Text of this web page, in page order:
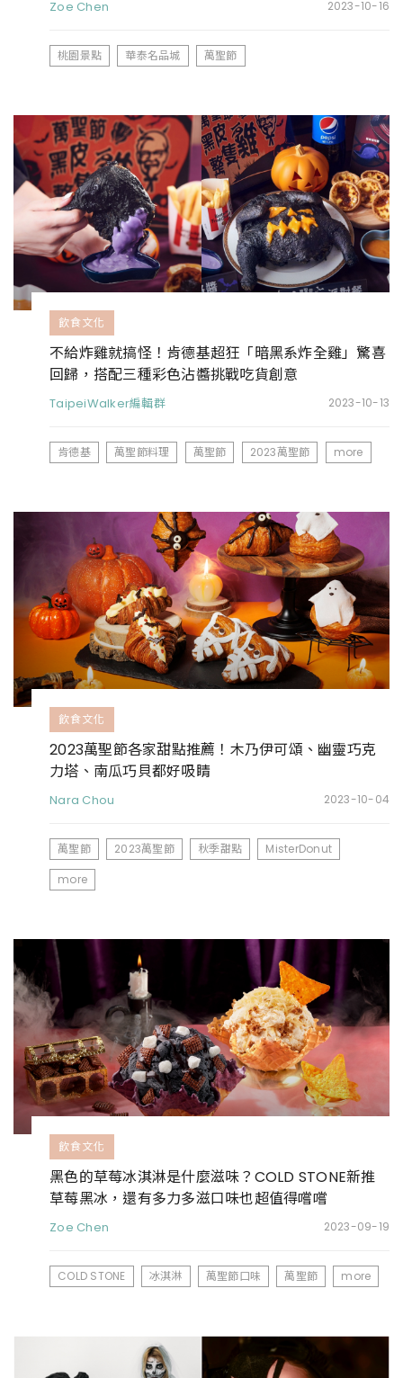
Zoe Chen 2023-10-16
桃園景點 華泰名品城 萬聖節
飲食文化
不給炸雞就搞怪！肯德基超狂「暗黑系炸全雞」驚喜
回歸，搭配三種彩色沾醬挑戰吃貨創意
TaipeiWalker編輯群 2023-10-13
肯德基 萬聖節料理 萬聖節 2023萬聖節 more
飲食文化
2023萬聖節各家甜點推薦！木乃伊可頌、幽靈巧克
力塔、南瓜巧貝都好吸睛
Nara Chou 2023-10-04
萬聖節 2023萬聖節 秋季甜點
MisterDonut
more
飲食文化
黑色的草莓冰淇淋是什麼滋味？COLD STONE新推
草莓黑冰，還有多力多滋口味也超值得嚐嚐
Zoe Chen 2023-09-19
COLD STONE 冰淇淋 萬聖節口味 萬聖節 more